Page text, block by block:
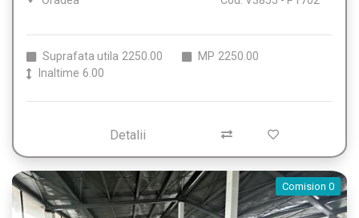
Suprafata utila 2250.00 MP 2250.00
Inaltime 6.00
Detalii
Comision 0